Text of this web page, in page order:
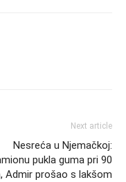
Next article
Nesreća u Njemačkoj:
pukla guma pri 90
Admir prošao s lakšom